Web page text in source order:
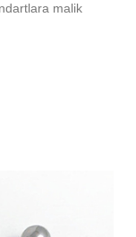
malik